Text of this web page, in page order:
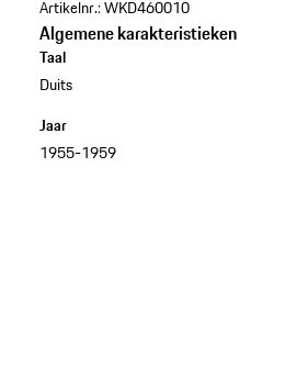
Artikelnr.:WKD460010
Algemene karakteristieken
Taal
Duits
Jaar
1955-1959